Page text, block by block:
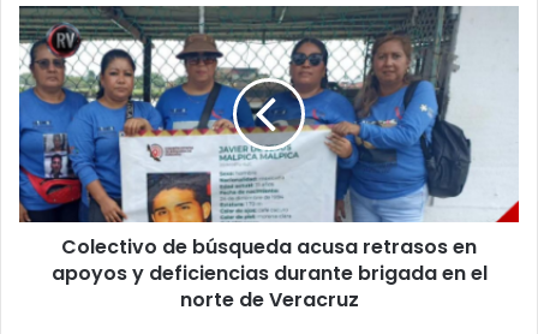
Colectivo
de
búsqueda
acusa
retrasos
en
apoyos
y
deficiencias
durante
brigada
Colectivo de búsqueda acusa retrasos en
apoyos y deficiencias durante brigada en el
norte de Veracruz